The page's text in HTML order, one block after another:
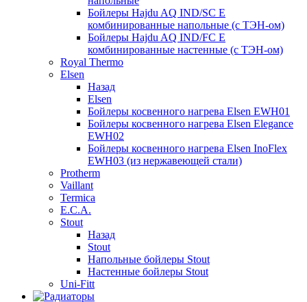
Бойлеры Hajdu AQ IND/SC E
комбинированные напольные (с ТЭН-ом)
Бойлеры Hajdu AQ IND/FC E
комбинированные настенные (с ТЭН-ом)
Royal Thermo
Elsen
Назад
Elsen
Бойлеры косвенного нагрева Elsen EWH01
Бойлеры косвенного нагрева Elsen Elegance
EWH02
Бойлеры косвенного нагрева Elsen InoFlex
EWH03 (из нержавеющей стали)
Protherm
Vaillant
Termica
E.C.A.
Stout
Назад
Stout
Напольные бойлеры Stout
Настенные бойлеры Stout
Uni-Fitt